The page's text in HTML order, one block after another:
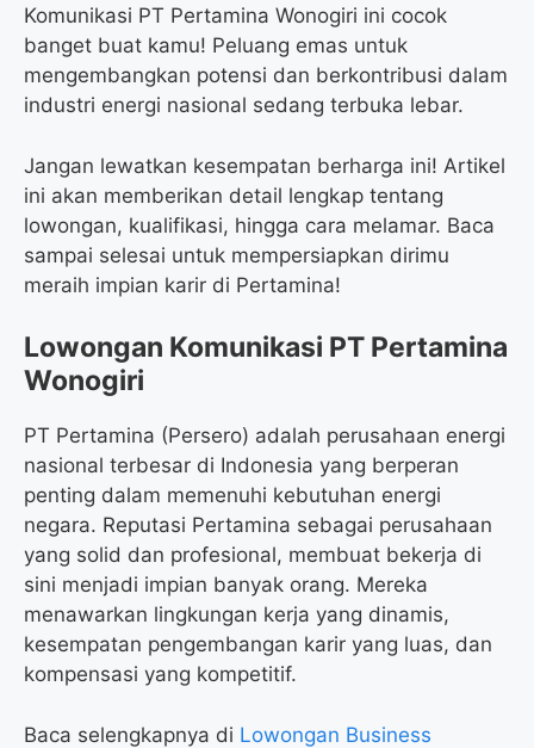
Komunikasi PT Pertamina Wonogiri ini cocok
banget buat kamu! Peluang emas untuk
mengembangkan potensi dan berkontribusi dalam
industri energi nasional sedang terbuka lebar.
Jangan lewatkan kesempatan berharga ini! Artikel
ini akan memberikan detail lengkap tentang
lowongan, kualifikasi, hingga cara melamar. Baca
sampai selesai untuk mempersiapkan dirimu
meraih impian karir di Pertamina!
Lowongan Komunikasi PT Pertamina
Wonogiri
PT Pertamina (Persero) adalah perusahaan energi
nasional terbesar di Indonesia yang berperan
penting dalam memenuhi kebutuhan energi
negara. Reputasi Pertamina sebagai perusahaan
yang solid dan profesional, membuat bekerja di
sini menjadi impian banyak orang. Mereka
menawarkan lingkungan kerja yang dinamis,
kesempatan pengembangan karir yang luas, dan
kompensasi yang kompetitif.
Baca selengkapnya di Lowongan Business